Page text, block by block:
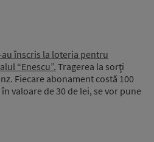
au înscris la loteria pentru
“Enescu”. Tragerea la sorţi
Fiecare abonament costă 100
valoare de 30 de lei, se vor pune